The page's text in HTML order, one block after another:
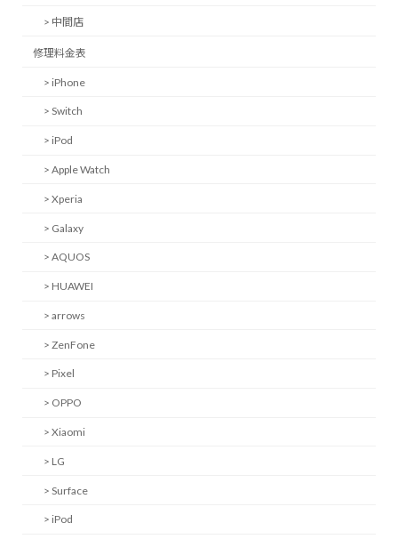
> 中間店
修理料金表
> iPhone
> Switch
> iPod
> Apple Watch
> Xperia
> Galaxy
> AQUOS
> HUAWEI
> arrows
> ZenFone
> Pixel
> OPPO
> Xiaomi
> LG
> Surface
> iPod